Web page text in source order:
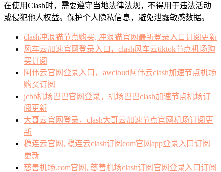
在使用Clash时，需要遵守当地法律法规，不得用于违法活动
或侵犯他人权益。保护个人隐私信息，避免泄露敏感数据。
clash冲浪猫节点购买, 冲浪猫官网最新登录入口订阅更新
风车云加速官网登录入口，clash风车云tiktok节点机场购
买订阅
阿伟云官网登录入口，awcloud阿伟云clash加速节点机场
购买订阅
jcbb机场巴巴官网登录，机场巴巴clash加速节点机场订
阅更新
大哥云官网登录，clash大哥云加速节点官网机场订阅更
新
稳连云官网, 稳连云clash订阅com官网app登录入口订阅
更新
慈善机场.com官网, 慈善机场clash订阅官网登录入口订阅